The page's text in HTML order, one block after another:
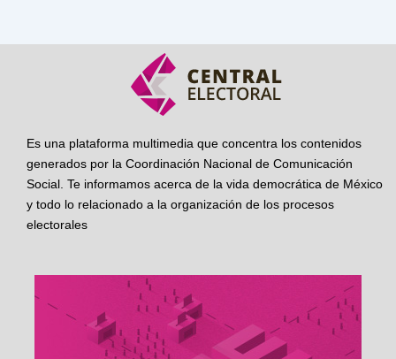
Es una plataforma multimedia que concentra los contenidos
generados por la Coordinación Nacional de Comunicación
Social. Te informamos acerca de la vida democrática de México
y todo lo relacionado a la organización de los procesos
electorales